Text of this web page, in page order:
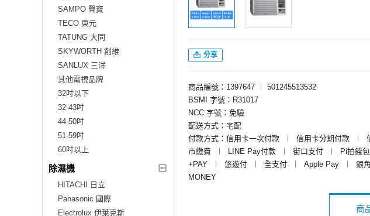
SAMPO 聲寶
TECO 東元
TATUNG 大同
SKYWORTH 創維
SANLUX 三洋
其他電視品牌
32吋以下
32-43吋
44-50吋
51-59吋
60吋以上
除濕機
HITACHI 日立
Panasonic 國際
Electrolux 伊萊克斯
分享
商品編號：1397647 ︱
501245513532
BSMI 字號：R31017
NCC 字號：免驗
配送方式：宅配
付款方式：信用卡一次付款
︱ 信用卡分期付款 ︱
市繳費
︱ LINE Pay付款 ︱ 街口支付 ︱ Pi拍錢包
+PAY
︱ 悠遊付 ︱ 全支付 ︱ Apple Pay ︱ 銀
MONEY
商